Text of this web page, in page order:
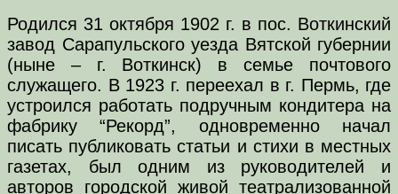
Родился 31 октября 1902 г. в пос. Воткинский
завод Сарапульского уезда Вятской губернии
(ныне – г. Воткинск) в семье почтового
служащего. В 1923 г. переехал в г. Пермь, где
устроился работать подручным кондитера на
фабрику “Рекорд”, одновременно начал
писать публиковать статьи и стихи в местных
газетах, был одним из руководителей и
авторов городской живой театрализованной